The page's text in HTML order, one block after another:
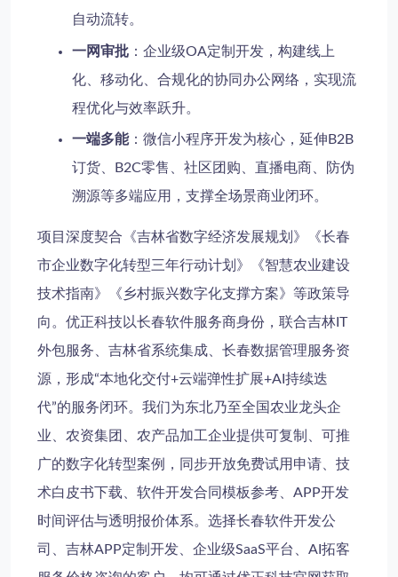
自动流转。
一网审批 ：企业级OA定制开发，构建线上
化、移动化、合规化的协同办公网络，实现流
程优化与效率跃升。
一端多能：微信小程序开发为核心，延伸B2B
订货、B2C零售、社区团购、直播电商、防伪
溯源等多端应用，支撑全场景商业闭环。
项目深度契合《吉林省数字经济发展规划》《长春
市企业数字化转型三年行动计划》《智慧农业建设
技术指南》《乡村振兴数字化支撑方案》等政策导
向。优正科技以长春软件服务商身份，联合吉林IT
外包服务、吉林省系统集成、长春数据管理服务资
源，形成“本地化交付+云端弹性扩展+AI持续迭
代”的服务闭环。我们为东北乃至全国农业龙头企
业、农资集团、农产品加工企业提供可复制、可推
广的数字化转型案例，同步开放免费试用申请、技
术白皮书下载、软件开发合同模板参考、APP开发
时间评估与透明报价体系。选择长春软件开发公
司、吉林APP定制开发、企业级SaaS平台、AI拓客